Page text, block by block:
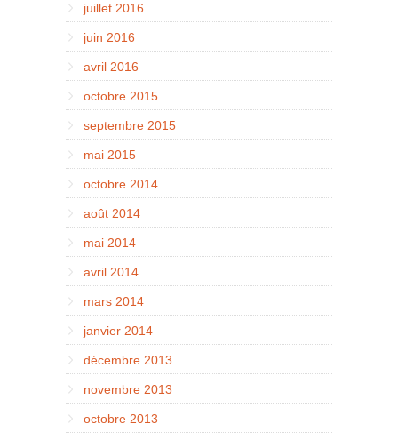
juillet 2016
juin 2016
avril 2016
octobre 2015
septembre 2015
mai 2015
octobre 2014
août 2014
mai 2014
avril 2014
mars 2014
janvier 2014
décembre 2013
novembre 2013
octobre 2013